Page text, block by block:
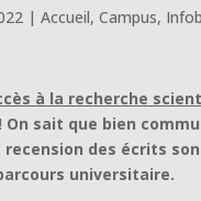
|Accueil,Campus,
à la recherche
On sait que bien
des écrits
universitaire.